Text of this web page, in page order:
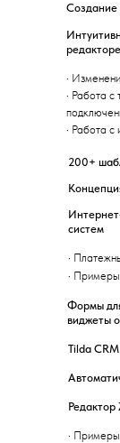
систем
·
· Примеры
Редактор
· Примеры
Формы
виджеты
Tilda CRM
редакторе
·
· Работа с
· Работа с
200+
Создание